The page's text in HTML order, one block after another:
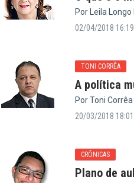
Por Leila
02/04/2018 16:19
TONI CORRÊA
A política
Por Toni Corrêa
20/03/2018 18:01
CRÔNICAS
Plano de